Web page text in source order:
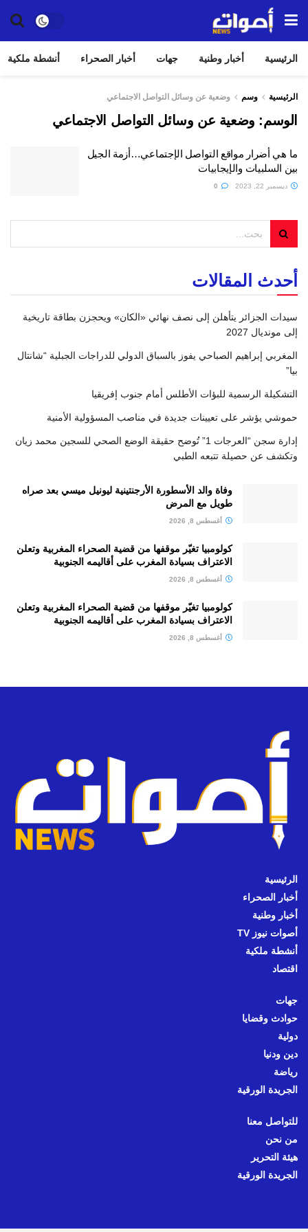
الرئيسية أخبار وطنية جهات أخبار الصحراء أنشطة ملكية
الرئيسية وسم وضعية عن وسائل التواصل الاجتماعي
الوسم: وضعية عن وسائل التواصل الاجتماعي
ما هي أضرار مواقع التواصل الإجتماعي…أزمة الجيل
بين السلبيات والإيجابيات
ديسمبر 22, 2023
أحدث المقالات
سيدات الجزائر يتأهلن إلى نصف نهائي «الكان» ويحجزن بطاقة تاريخية
إلى مونديال 2027
المغربي إبراهيم الصباحي يفوز بالسباق الدولي للدراجات الجبلية “شانتال
بيا”
التشكيلة الرسمية للبؤات الأطلس أمام جنوب إفريقيا
حموشي يؤشر على تعيينات جديدة في مناصب المسؤولية الأمنية
إدارة سجن “العرجات 1” تُوضح حقيقة الوضع الصحي للسجين محمد زيان
وتكشف عن حصيلة تتبعه الطبي
وفاة والد الأسطورة الأرجنتينية ليونيل ميسي بعد صراه
طويل مع المرض
أغسطس 8, 2026
كولومبيا تغيّر موقفها من قضية الصحراء المغربية وتعلن
الاعتراف بسيادة المغرب على أقاليمه الجنوبية
أغسطس 8, 2026
كولومبيا تغيّر موقفها من قضية الصحراء المغربية وتعلن
الاعتراف بسيادة المغرب على أقاليمه الجنوبية
أغسطس 8, 2026
الرئيسية
أخبار الصحراء
أخبار وطنية
أصوات نيوز TV
أنشطة ملكية
اقتصاد
جهات
حوادث وقضايا
دولية
دين ودنيا
رياضة
الجريدة الورقية
للتواصل معنا
من نحن
هيئة التحرير
الجريدة الورقية